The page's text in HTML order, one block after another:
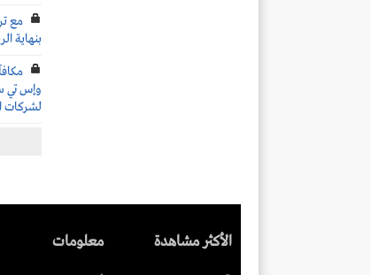
مع
بنهاية
وإس تي
لشركات
الأكثر مشاهدة معلومات